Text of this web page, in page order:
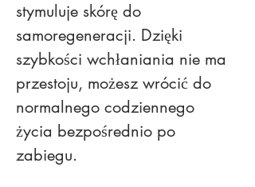
stymuluje skórę do
samoregeneracji. Dzięki
szybkości wchłaniania nie ma
przestoju, możesz wrócić do
normalnego codziennego
życia bezpośrednio po
zabiegu.